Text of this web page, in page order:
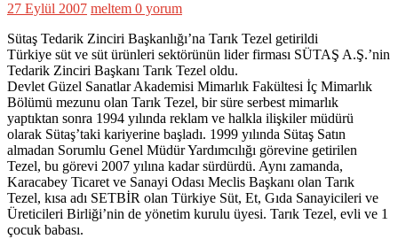
27 Eylül 2007 meltem 0 yorum
Sütaş Tedarik Zinciri Başkanlığı’na Tarık Tezel getirildi
Türkiye süt ve süt ürünleri sektörünün lider firması SÜTAŞ A.Ş.’nin
Tedarik Zinciri Başkanı Tarık Tezel oldu.
Devlet Güzel Sanatlar Akademisi Mimarlık Fakültesi İç Mimarlık
Bölümü mezunu olan Tarık Tezel, bir süre serbest mimarlık
yaptıktan sonra 1994 yılında reklam ve halkla ilişkiler müdürü
olarak Sütaş’taki kariyerine başladı. 1999 yılında Sütaş Satın
almadan Sorumlu Genel Müdür Yardımcılığı görevine getirilen
Tezel, bu görevi 2007 yılına kadar sürdürdü. Aynı zamanda,
Karacabey Ticaret ve Sanayi Odası Meclis Başkanı olan Tarık
Tezel, kısa adı SETBİR olan Türkiye Süt, Et, Gıda Sanayicileri ve
Üreticileri Birliği’nin de yönetim kurulu üyesi. Tarık Tezel, evli ve 1
çocuk babası.